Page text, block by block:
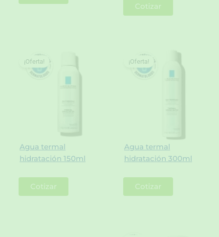
Cotizar
Agua termal
hidratación 150ml
¡Oferta!
Cotizar
Agua termal
hidratación 300ml
¡Oferta!
Cotizar